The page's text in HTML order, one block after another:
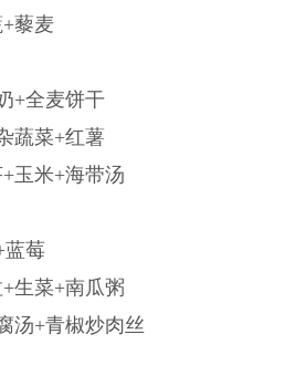
藜麦
+全麦饼干
蔬菜+红薯
玉米+海带汤
蓝莓
生菜+南瓜粥
汤+青椒炒肉丝